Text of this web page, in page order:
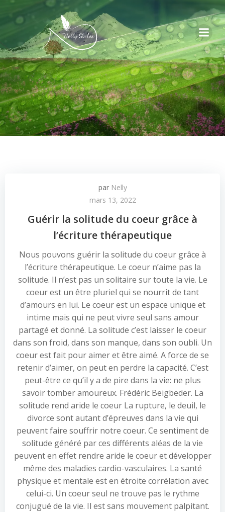
par Nelly
mars 13, 2022
Guérir la solitude du coeur grâce à
l’écriture thérapeutique
Nous pouvons guérir la solitude du coeur grâce à
l’écriture thérapeutique. Le coeur n’aime pas la
solitude. Il n’est pas un solitaire sur toute la vie. Le
coeur est un être pluriel qui se nourrit de tant
d’amours en lui. Le coeur est un espace unique et
intime mais qui ne peut vivre seul sans amour
partagé et donné. La solitude c’est laisser le coeur
dans son froid, dans son manque, dans son oubli. Un
coeur est fait pour aimer et être aimé. A force de se
retenir d’aimer, on peut en perdre la capacité. C’est
peut-être ce qu’il y a de pire dans la vie: ne plus
savoir tomber amoureux. Frédéric Beigbeder. La
solitude rend aride le coeur La rupture, le deuil, le
divorce sont autant d’épreuves dans la vie qui
peuvent faire souffrir notre coeur. Ce sentiment de
solitude généré par ces différents aléas de la vie
peuvent en effet rendre aride le coeur et développer
même des maladies cardio-vasculaires. La santé
physique et mentale est en étroite corrélation avec
celui-ci. Un coeur seul ne trouve pas le rythme
conjugué de la vie. Il est sans mouvement palpitant.